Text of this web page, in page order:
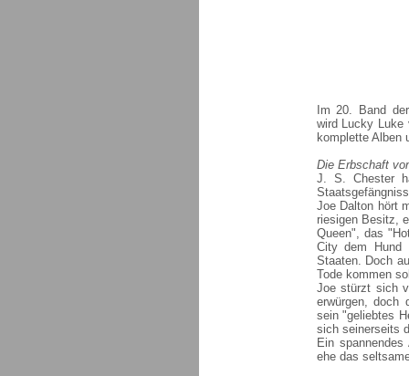
Im 20. Band
wird Lucky Luke
komplette Alben
Die Erbschaft
J. S. Chester
Joe Dalton hört
riesigen Besitz,
Queen", das
City dem Hund
Staaten. Doch
Tode kommen
Joe stürzt sich
erwürgen, doch
sein "geliebtes
sich seinerseits
Ein
ehe das